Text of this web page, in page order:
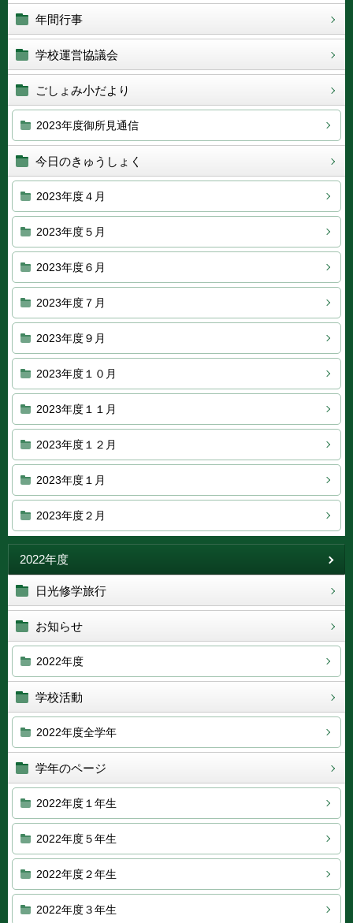
年間行事
学校運営協議会
ごしょみ小だより
2023年度御所見通信
今日のきゅうしょく
2023年度４月
2023年度５月
2023年度６月
2023年度７月
2023年度９月
2023年度１０月
2023年度１１月
2023年度１２月
2023年度１月
2023年度２月
2022年度
日光修学旅行
お知らせ
2022年度
学校活動
2022年度全学年
学年のページ
2022年度１年生
2022年度５年生
2022年度２年生
2022年度３年生